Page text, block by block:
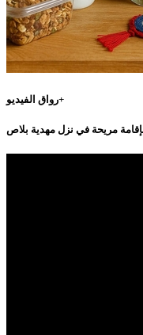
رواق الفيديو+
مريحة في نزل مهدية بلاص